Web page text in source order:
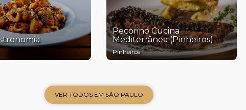
Pecorino Cucina
Mediterrânea (Pinheiros)
Pinheiros
VER TODOS EM SÃO PAULO